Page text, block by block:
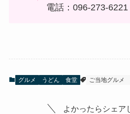
電話：096-273-6221
グルメ うどん 食堂 ご当地グルメ
よかったらシェア